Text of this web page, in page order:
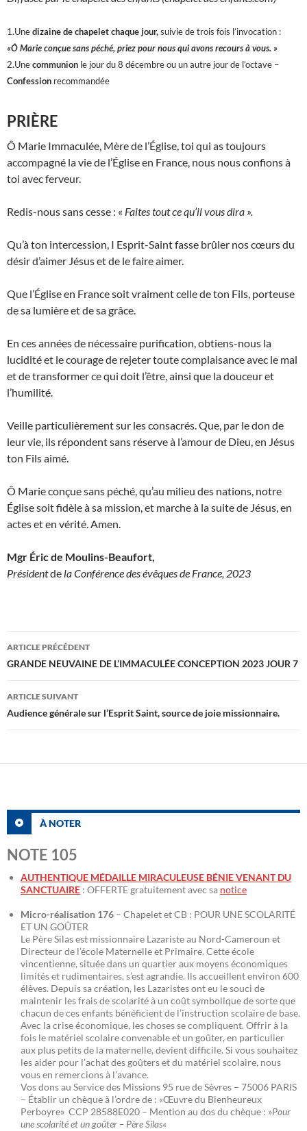
1.Unedizaine de chapelet chaque jour,suivie de trois fois l’invocation :
«Ô Marie conçue sans péché, priez pour nous qui avons recours à vous. »
2.Unecommunion le jour du 8 décembre ou un autre jour de l’octave –
Confession recommandée
PRIÈRE
Ô Marie Immaculée, Mère de l’Église, toi qui as toujours
accompagné la vie de l’Église en France, nous nous confions à
toi avec ferveur.
Redis-nous sans cesse : « Faites tout ce qu’il vous dira ».
Qu’à ton intercession, I Esprit-Saint fasse brûler nos cœurs du
désir d’aimer Jésus et de le faire aimer.
Que l’Église en France soit vraiment celle de ton Fils, porteuse
de sa lumière et de sa grâce.
En ces années de nécessaire purification, obtiens-nous la
lucidité et le courage de rejeter toute complaisance avec le mal
et de transformer ce qui doit l’être, ainsi que la douceur et
l’humilité.
Veille particulièrement sur les consacrés. Que, par le don de
leur vie, ils répondent sans réserve à l’amour de Dieu, en Jésus
ton Fils aimé.
Ô Marie conçue sans péché, qu’au milieu des nations, notre
Église soit fidèle à sa mission, et marche à la suite de Jésus, en
actes et en vérité. Amen.
Mgr Éric de Moulins-Beaufort,
Présidentde la Conférence des évêques de France, 2023
Navigation
des
articles
ARTICLE PRÉCÉDENT
GRANDE NEUVAINE DE L’IMMACULÉE CONCEPTION 2023 JOUR 7
ARTICLE SUIVANT
Audience générale sur l’Esprit Saint, source de joie missionnaire.
À NOTER
NOTE 105
AUTHENTIQUE MÉDAILLE MIRACULEUSE BÉNIE VENANT DU
SANCTUAIRE : OFFERTE gratuitement avec sa notice
Micro-réalisation 176 – Chapelet et CB : POUR UNE SCOLARITÉ
ET UN GOÛTER
Le Père Silas est missionnaire Lazariste au Nord-Cameroun et
Directeur de l’école Maternelle et Primaire. Cette école
vincentienne, située dans un quartier aux moyens économiques
limités et rudimentaires, s’est agrandie. Ils accueillent environ 600
élèves. Depuis sa création, les Lazaristes ont eu le souci de
maintenir les frais de scolarité à un coût symbolique de sorte que
chacun de ces enfants bénéficient de l’instruction scolaire de base.
Avec la crise économique, les choses se compliquent. Offrir à la
fois le matériel scolaire convenable et un goûter, en particulier
aux plus petits de la maternelle, devient difficile. Si vous souhaitez
les aider pour l’achat des goûters et du matériel scolaire, nous
vous en remercions à l’avance.
Vos dons au Service des Missions 95 rue de Sèvres – 75006 PARIS
– Établir un chèque à l’ordre de : «Œuvre du Bienheureux
Perboyre» CCP 28588E020 – Mention au dos du chèque : »Pour
une scolarité et un goûter – Père Silas«